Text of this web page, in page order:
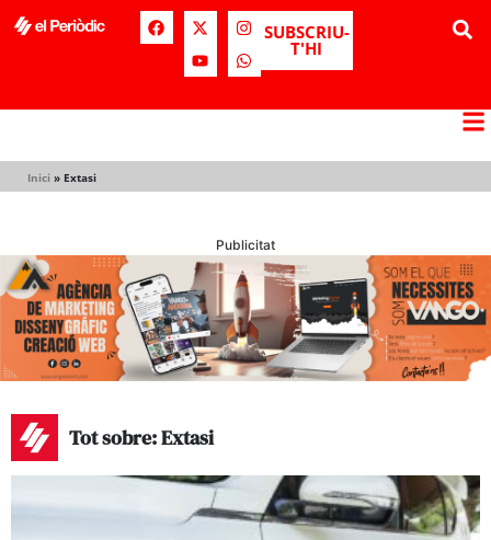
SUBSCRIU-
T'HI
Inici » Extasi
Publicitat
Tot sobre: Extasi